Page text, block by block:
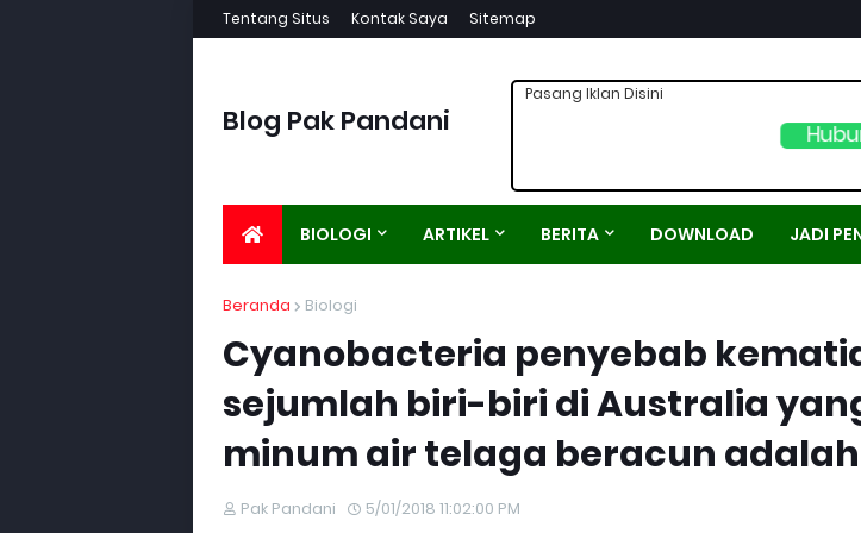
Tentang Situs Kontak Saya Sitemap
Blog Pak Pandani
Pasang Iklan Disini
BIOLOGI ARTIKEL BERITA DOWNLOAD JADI
Beranda Biologi
Cyanobacteria penyebab
sejumlah biri-biri di Australia
minum air telaga beracun
Pak Pandani 5/01/2018 11:02:00 PM